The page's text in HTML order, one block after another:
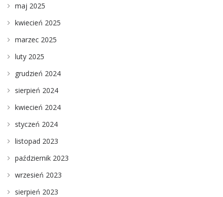
maj 2025
kwiecień 2025
marzec 2025
luty 2025
grudzień 2024
sierpień 2024
kwiecień 2024
styczeń 2024
listopad 2023
październik 2023
wrzesień 2023
sierpień 2023